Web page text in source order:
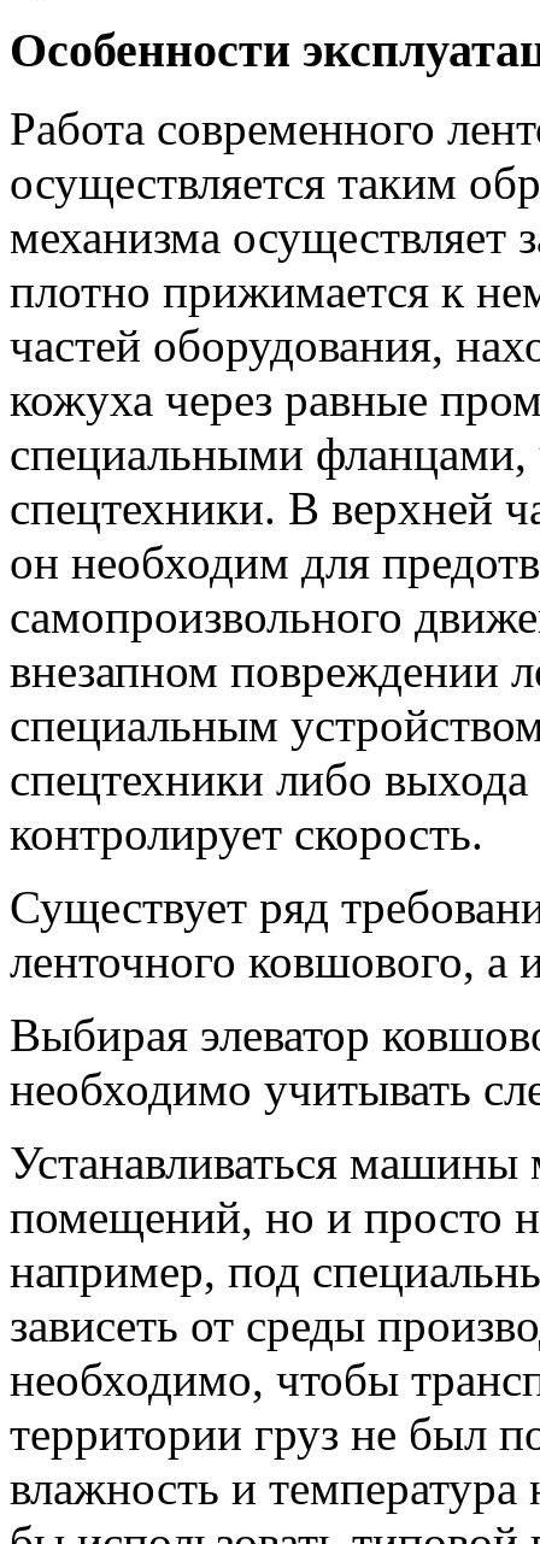
Особенности
Работа современного
осуществляется таким
механизма осуществляет
плотно прижимается к
частей оборудования,
кожуха через равные
специальными фланцами,
спецтехники. В верхней
он необходим для
самопроизвольного
внезапном повреждении
специальным
спецтехники либо
контролирует скорость.
Существует ряд
ленточного ковшового, а
Выбирая элеватор
необходимо учитывать
Устанавливаться машины
помещений, но и просто
например, под
зависеть от среды
необходимо, чтобы
территории груз не был
влажность и температура